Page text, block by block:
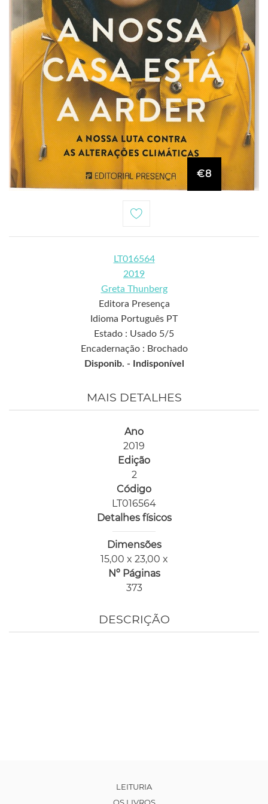
€8
LT016564
2019
Greta Thunberg
Editora Presença
Idioma Português PT
Estado : Usado 5/5
Encadernação : Brochado
Disponib. -
Indisponível
MAIS DETALHES
Ano
2019
Edição
2
Código
LT016564
Detalhes físicos
Dimensões
15,00 x 23,00 x
Nº Páginas
373
DESCRIÇÃO
LEITURIA
OS LIVROS